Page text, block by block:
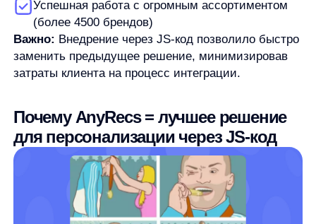
параметров
Поведенческие паттерны схожих
пользователей
3. SaaS-модель с постоянными
улучшениями
AnyRecs работает по модели «программное
Автоматические обновления алгоритмов
без вашего участия
Масштабирование мощностей в периоды
пиковых нагрузок
Отсутствие необходимости
в собственной инфраструктуре
Постоянное улучшение точности
рекомендаций